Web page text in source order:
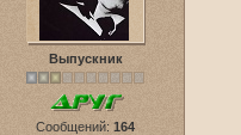
Выпускник
Сообщений: 164